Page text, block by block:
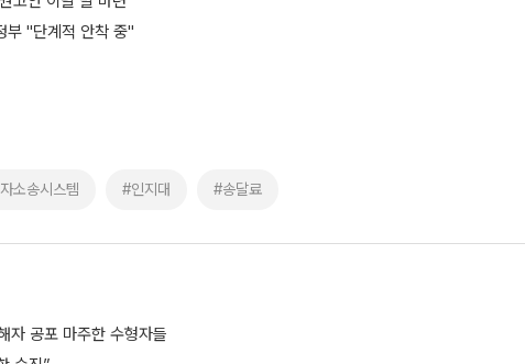
부 "단계적 안착 중"
소송시스템 #인지대 #송달료
자 공포 마주한 수형자들